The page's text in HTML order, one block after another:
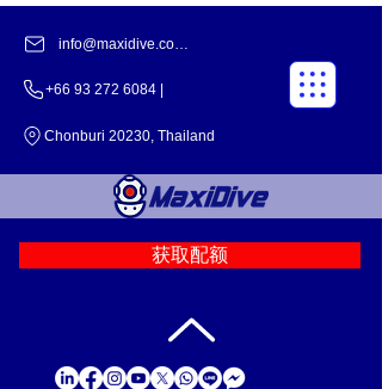
info@maxidive.com |
+66 93 272 6084 |
Chonburi 20230, Thailand
获取配额